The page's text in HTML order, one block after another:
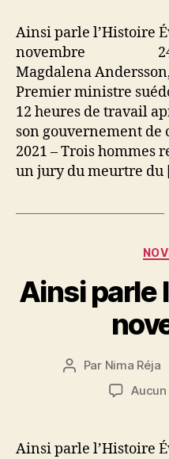
Ainsi parle l’Histoire
novembre 24
Magdalena
Premier ministre
12 heures de travail
son gouvernement
2021 – Trois hommes
un jury du meurtre du
Ainsi parle
Auteur
Par Nima Réja
Ainsi parle l’Histoire